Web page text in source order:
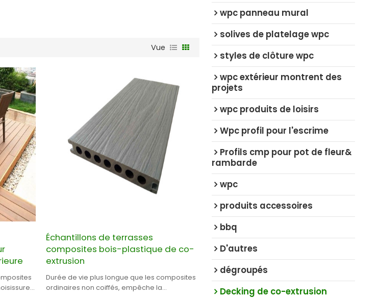
Vue
Échantillons de terrasses
composites bois-plastique de co-
extrusion
Durée de vie plus longue que les composites
ordinaires non coiffés, empêche la
wpc panneau mural
solives de platelage wpc
styles de clôture wpc
wpc extérieur montrent des
projets
wpc produits de loisirs
Wpc profil pour l'escrime
Profils cmp pour pot de fleur&
rambarde
wpc
produits accessoires
bbq
D'autres
dégroupés
Decking de co-extrusion